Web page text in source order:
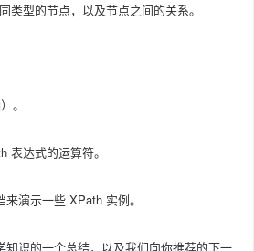
类型的节点，以及节点之间的关系。
。
表达式的运算符。
演示一些 XPath 实例。
知识的一个总结，以及我们向你推荐的下一